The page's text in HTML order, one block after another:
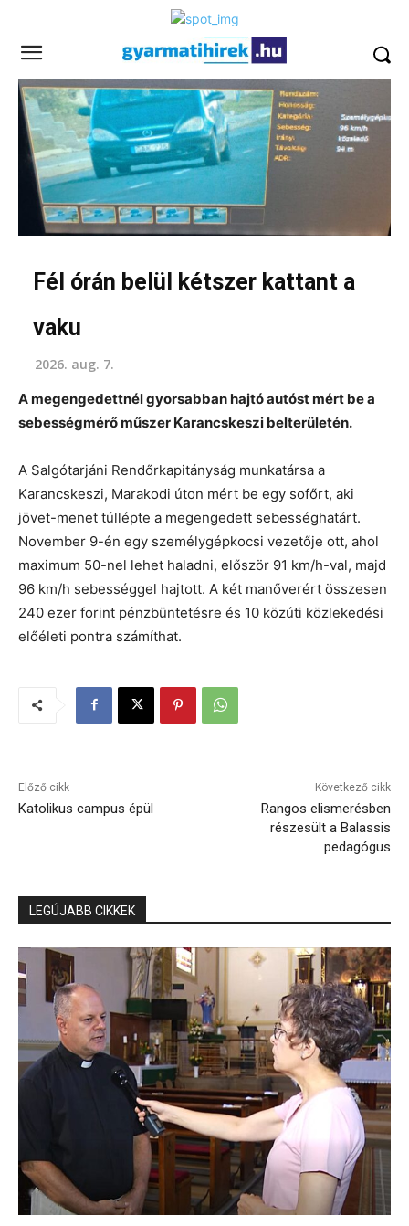
Fél órán belül kétszer kattant a
vaku
2026. aug. 7.
A megengedettnél gyorsabban hajtó autóst mért be a
sebességmérő műszer Karancskeszi belterületén.
A Salgótarjáni Rendőrkapitányság munkatársa a
Karancskeszi, Marakodi úton mért be egy sofőrt, aki
jövet-menet túllépte a megengedett sebességhatárt.
November 9-én egy személygépkocsi vezetője ott, ahol
maximum 50-nel lehet haladni, először 91 km/h-val, majd
96 km/h sebességgel hajtott. A két manőverért összesen
240 ezer forint pénzbüntetésre és 10 közúti közlekedési
előéleti pontra számíthat.
Előző cikk
Katolikus campus épül
Következő cikk
Rangos elismerésben
részesült a Balassis
pedagógus
LEGÚJABB CIKKEK